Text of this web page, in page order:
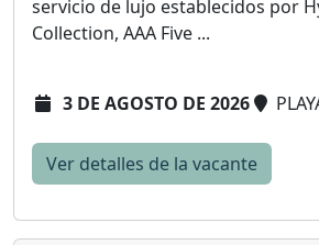
servicio de lujo establecidos por
Collection, AAA Five ...
3 DE AGOSTO DE 2026
Ver detalles de la vacante